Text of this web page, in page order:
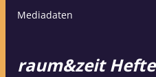
Mediadaten
raum&zeit Hefte